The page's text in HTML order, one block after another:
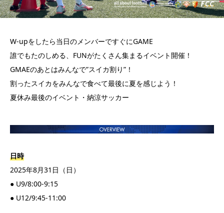
W-upをしたら当日のメンバーですぐにGAME
誰でもたのしめる、FUNがたくさん集まるイベント開催！
GMAEのあとはみんなで”スイカ割り”！
割ったスイカをみんなで食べて最後に夏を感じよう！
夏休み最後のイベント・納涼サッカー
日時
2025年8月31日（日）
● U9/8:00-9:15
● U12/9:45-11:00